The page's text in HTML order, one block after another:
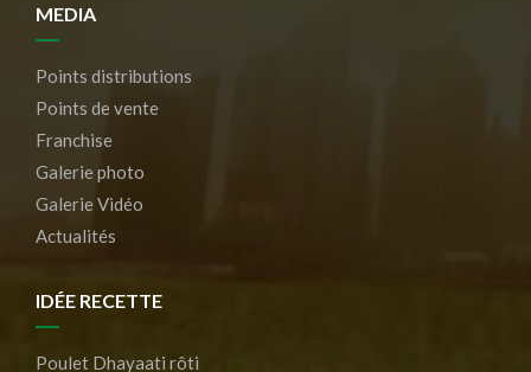
MEDIA
Points distributions
Points de vente
Franchise
Galerie photo
Galerie Vidéo
Actualités
IDÉE RECETTE
Poulet Dhayaati rôti